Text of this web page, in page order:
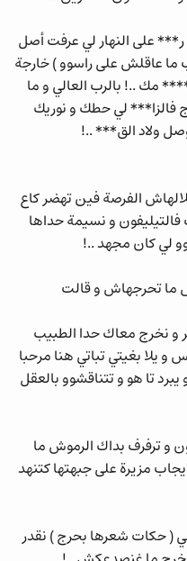
على النهار لي عرفت أصل
عاقلش على راسوو ) خارجة
مك ..! بالرب العالي و ما
فالزا*** لي حطك و نوريك
ولاد الق*** ..!
الفرصة فين تهضر كاع
و نسيمة حداها
لي كان مجهد ..!
ما تحرجهاش و قالت
و نخرج معاك حدا الطبيب
يلا بغيتي تباتي هنا مرحبا
تا هو و تتناقشوو بالعقل
و ترفرف بداك الرموش ما
مزيرة على جبهتها كتنهد
( حكات شعرها بحرج ) نقدر